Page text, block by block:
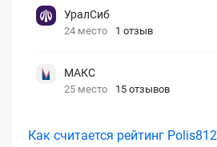
УралСиб
24 место 1 отзыв
МАКС
25 место 15 отзывов
Как считается рейтинг Polis812